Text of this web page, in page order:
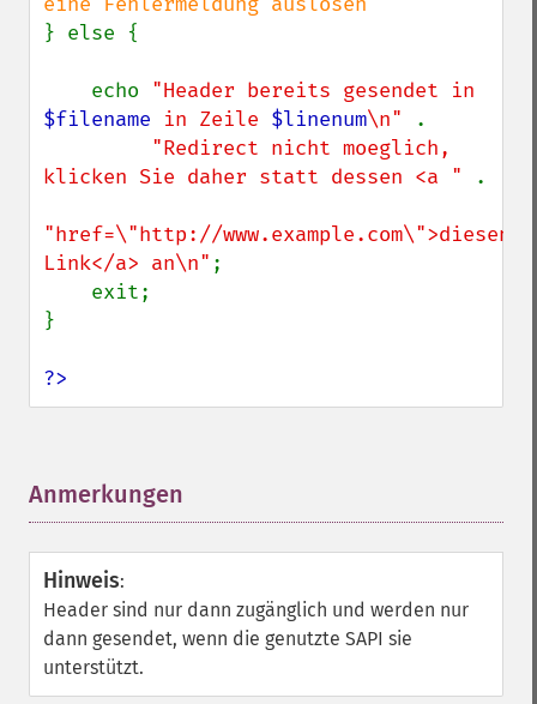
} else {
    echo
$filename in Zeile $linenum\n"
.
"Redirect nicht moeglich,
klicken Sie daher statt dessen <a "
.
"href=\"http://www.example.com\">diesen
Link</a> an\n" ;
}
?>
Anmerkungen
Hinweis:
Header sind nur dann zugänglich und werden nur
dann gesendet, wenn die genutzte SAPI sie
unterstützt.